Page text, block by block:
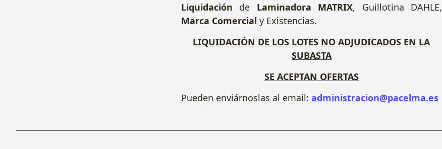
Liquidación de Laminadora MATRIX, Guillotina DAHLE,
Marca Comercial y Existencias.
LIQUIDACIÓN DE LOS LOTES NO ADJUDICADOS EN LA
SUBASTA
SE ACEPTAN OFERTAS
Pueden enviárnoslas al email: administracion@pacelma.es